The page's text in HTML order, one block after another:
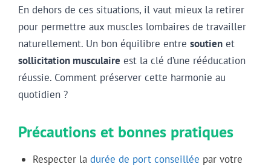
En dehors de ces situations, il vaut mieux la retirer
pour permettre aux muscles lombaires de travailler
naturellement. Un bon équilibre entre soutien et
sollicitation musculaire est la clé d’une rééducation
réussie. Comment préserver cette harmonie au
quotidien ?
Précautions et bonnes pratiques
Respecter la durée de port conseillée par votre